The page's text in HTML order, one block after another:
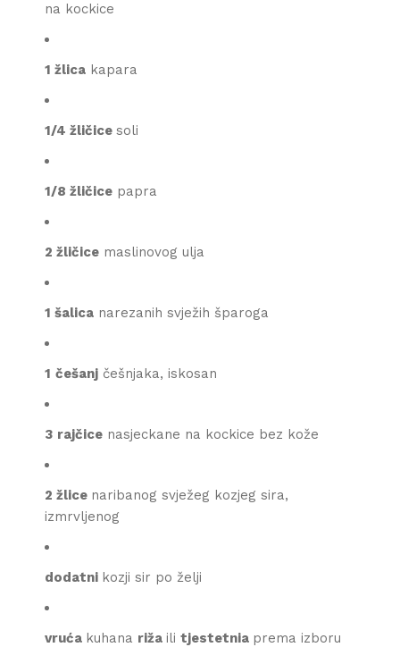
na kockice
1 žlica kapara
1/4 žličicesoli
1/8 žličice papra
2žličice maslinovog ulja
1 šalica narezanih svježih šparoga
1 češanj češnjaka, iskosan
3 rajčice nasjeckane na kockice bez kože
2 žlice naribanog svježeg kozjeg sira,
izmrvljenog
dodatni kozji sir po želji
vruća kuhana rižailitjestetnia prema izboru